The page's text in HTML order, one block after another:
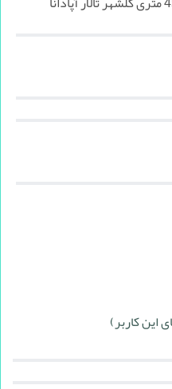
این کاربر)